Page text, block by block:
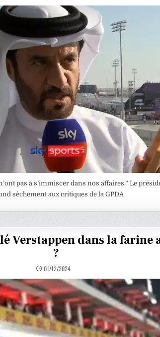
pas à s’immiscer dans nos affaires.” Le
sèchement aux critiques de la GPDA
Verstappen dans la farine
?
01/12/2024